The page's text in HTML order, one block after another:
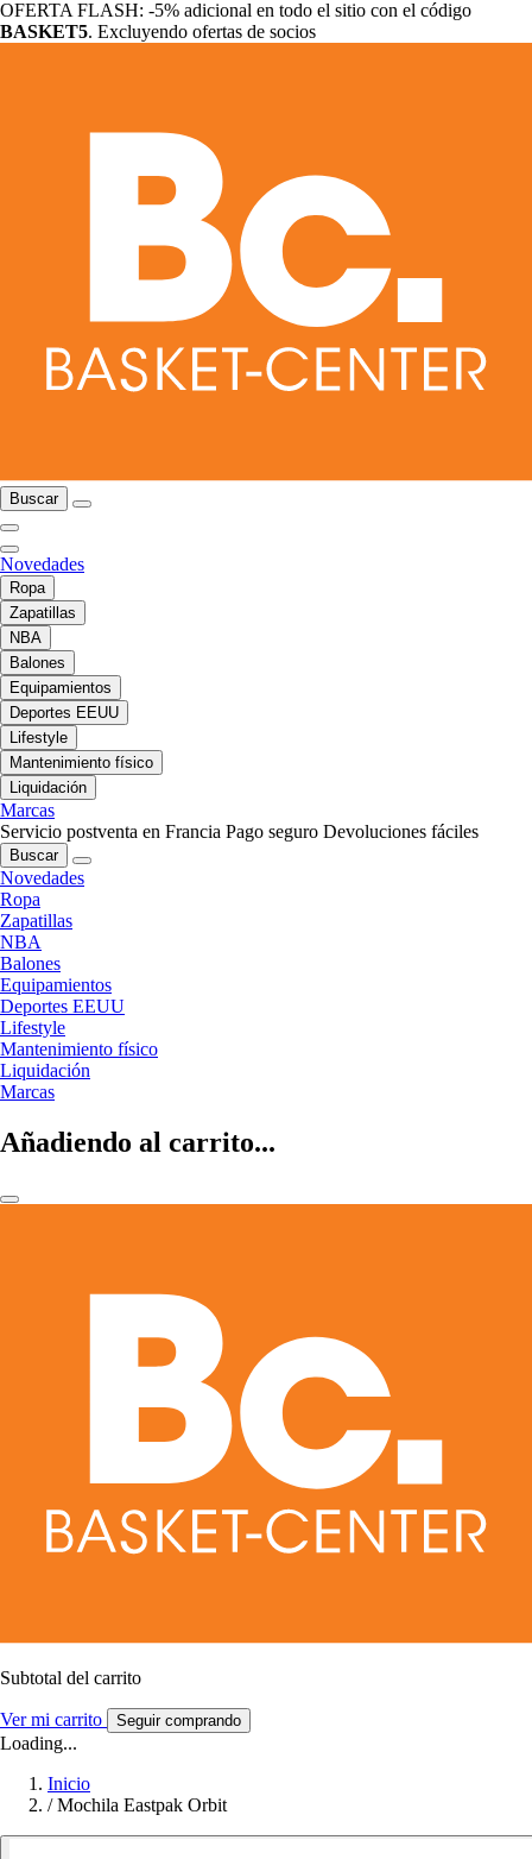
OFERTA FLASH: -5% adicional en todo el sitio con el código
BASKET5. Excluyendo ofertas de socios
Buscar
Novedades
Ropa
Zapatillas
NBA
Balones
Equipamientos
Deportes EEUU
Lifestyle
Mantenimiento físico
Liquidación
Marcas
Servicio postventa en Francia Pago seguro Devoluciones fáciles
Buscar
Novedades
Ropa
Zapatillas
NBA
Balones
Equipamientos
Deportes EEUU
Lifestyle
Mantenimiento físico
Liquidación
Marcas
Añadiendo al carrito...
Subtotal del carrito
Ver mi carrito Seguir comprando
Loading...
Inicio
/ Mochila Eastpak Orbit